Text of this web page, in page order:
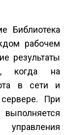
Библиотека
рабочем
результаты
когда на
в сети и
При